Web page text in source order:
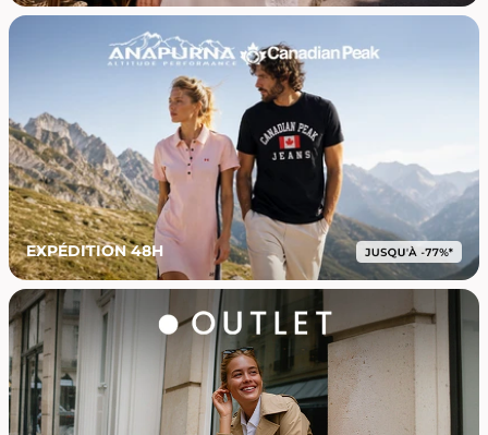
EXPÉDITION 48H